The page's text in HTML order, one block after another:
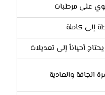
على مرطبات
إلى كاملة
أحياناً إلى تعديلات
الجافة والعادية